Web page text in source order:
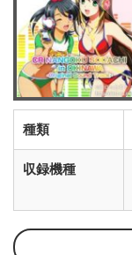
種類
収録機種